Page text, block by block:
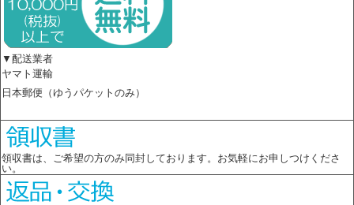
▼配送業者
ヤマト運輸
日本郵便（ゆうパケットのみ）
領収書は、ご希望の方のみ同封しております。お気軽にお申しつけくださ
い。